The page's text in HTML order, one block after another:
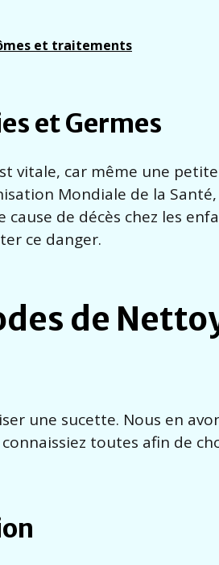
et traitements
et Germes
vitale, car même une
Mondiale de la
de décès chez les
ce danger.
de
une sucette. Nous en
toutes afin de